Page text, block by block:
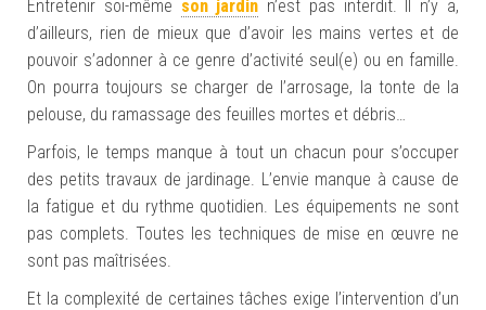
Entretenir soi-même son jardin n’est pas interdit. Il n’y a,
d’ailleurs, rien de mieux que d’avoir les mains vertes et de
pouvoir s’adonner à ce genre d’activité seul(e) ou en famille.
On pourra toujours se charger de l’arrosage, la tonte de la
pelouse, du ramassage des feuilles mortes et débris…
Parfois, le temps manque à tout un chacun pour s’occuper
des petits travaux de jardinage. L’envie manque à cause de
la fatigue et du rythme quotidien. Les équipements ne sont
pas complets. Toutes les techniques de mise en œuvre ne
sont pas maîtrisées.
Et la complexité de certaines tâches exige l’intervention d’un